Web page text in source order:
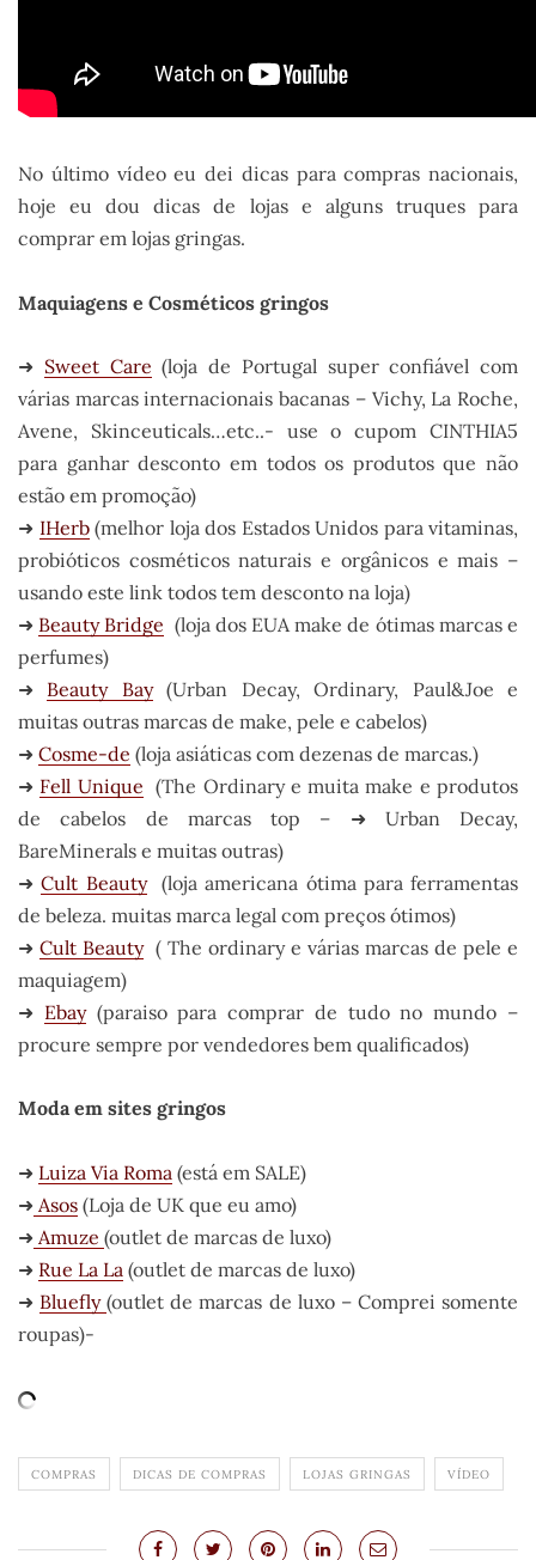
No último vídeo eu dei dicas para compras nacionais,
hoje eu dou dicas de lojas e alguns truques para
comprar em lojas gringas.
Maquiagens e Cosméticos gringos
➜ Sweet Care (loja de Portugal super confiável com
várias marcas internacionais bacanas – Vichy, La Roche,
Avene, Skinceuticals…etc..- use o cupom CINTHIA5
para ganhar desconto em todos os produtos que não
estão em promoção)
➜ IHerb(melhor loja dos Estados Unidos para vitaminas,
probióticos cosméticos naturais e orgânicos e mais –
usando este link todos tem desconto na loja)
➜ Beauty Bridge (loja dos EUA make de ótimas marcas e
perfumes)
➜ Beauty Bay(Urban Decay, Ordinary, Paul&Joe e
muitas outras marcas de make, pele e cabelos)
➜ Cosme-de (loja asiáticas com dezenas de marcas.)
➜ Fell Unique (The Ordinary e muita make e produtos
de cabelos de marcas top – ➜ Urban Decay,
BareMinerals e muitas outras)
➜Cult Beauty(loja americana ótima para ferramentas
de beleza. muitas marca legal com preços ótimos)
➜ Cult Beauty( The ordinary e várias marcas de pele e
maquiagem)
➜ Ebay(paraiso para comprar de tudo no mundo –
procure sempre por vendedores bem qualificados)
Moda em sites gringos
➜ Luiza Via Roma (está em SALE)
➜ Asos (Loja de UK que eu amo)
➜ Amuze (outlet de marcas de luxo)
➜ Rue La La (outlet de marcas de luxo)
➜ Bluefly(outlet de marcas de luxo – Comprei somente
roupas)-
COMPRAS DICAS DE COMPRAS LOJAS GRINGAS VÍDEO